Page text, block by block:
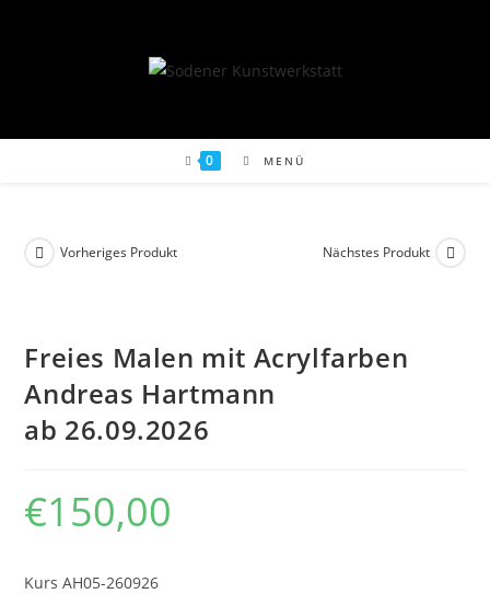
0 MENÜ
Vorheriges Produkt Nächstes Produkt
Freies Malen mit Acryl­far­ben
Andre­as Hart­mann
ab 26.09.2026
€150,00
Kurs AH05-260926